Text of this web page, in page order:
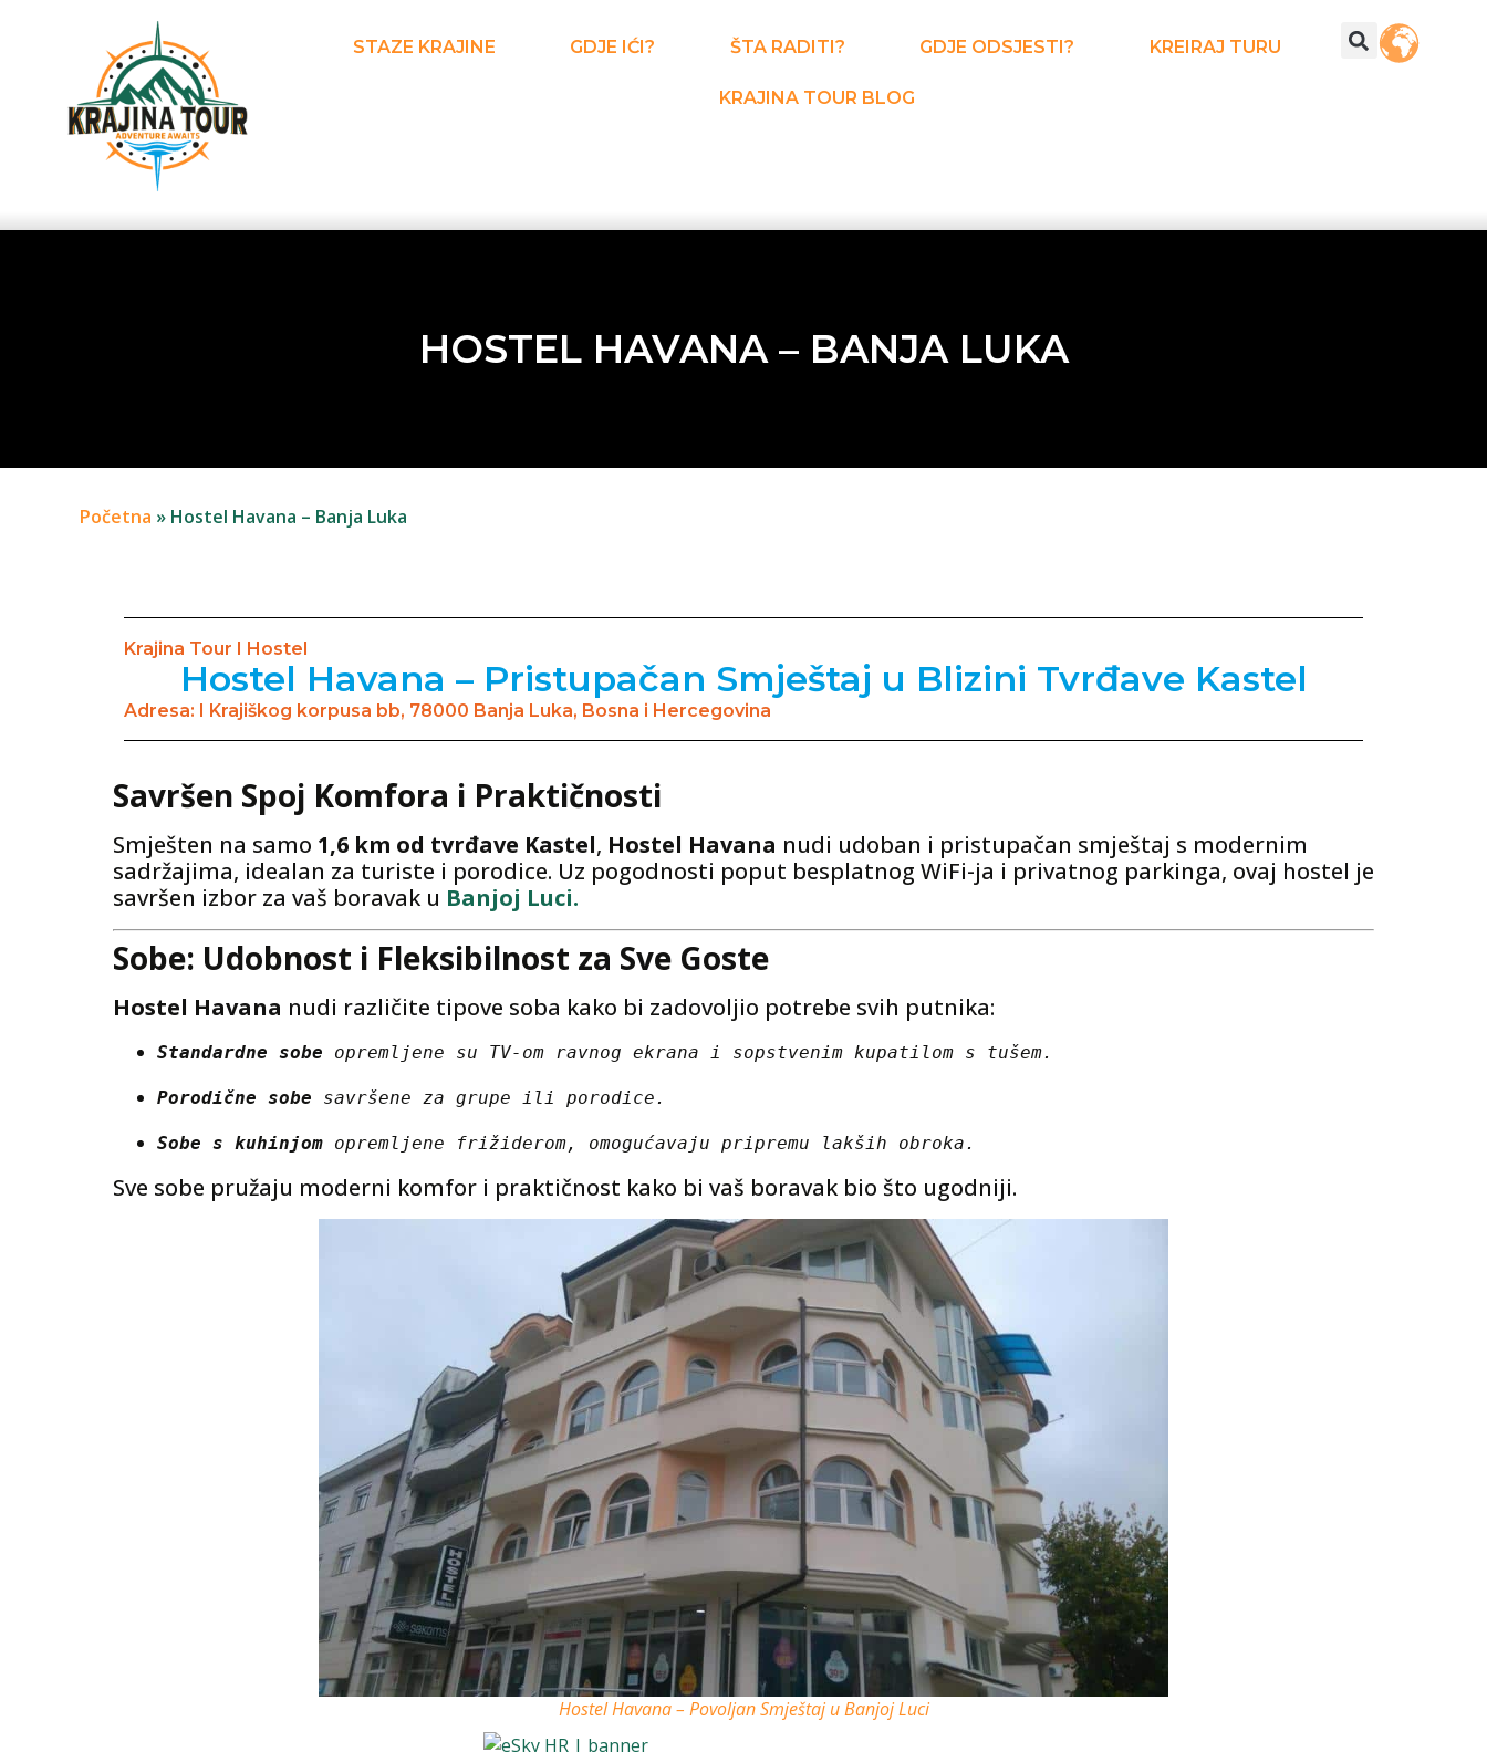
STAZE KRAJINE GDJE IĆI? ŠTA RADITI? GDJE ODSJESTI? KREIRAJ TURU
KRAJINA TOUR BLOG
HOSTEL HAVANA – BANJA LUKA
Početna » Hostel Havana – Banja Luka
Krajina Tour I Hostel
Hostel Havana – Pristupačan Smještaj u Blizini Tvrđave Kastel
Adresa: I Krajiškog korpusa bb, 78000 Banja Luka, Bosna i Hercegovina
Savršen Spoj Komfora i Praktičnosti
Smješten na samo 1,6 km od tvrđave Kastel, Hostel Havana nudi udoban i pristupačan smještaj s modernim
sadržajima, idealan za turiste i porodice. Uz pogodnosti poput besplatnog WiFi-ja i privatnog parkinga, ovaj hostel je
savršen izbor za vaš boravak u Banjoj Luci.
Sobe: Udobnost i Fleksibilnost za Sve Goste
Hostel Havana nudi različite tipove soba kako bi zadovoljio potrebe svih putnika:
Standardne sobe opremljene su TV-om ravnog ekrana i sopstvenim kupatilom s tušem.
Porodične sobe savršene za grupe ili porodice.
Sobe s kuhinjom opremljene frižiderom, omogućavaju pripremu lakših obroka.
Sve sobe pružaju moderni komfor i praktičnost kako bi vaš boravak bio što ugodniji.
Hostel Havana – Povoljan Smještaj u Banjoj Luci